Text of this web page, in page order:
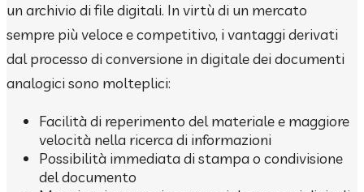
un archivio di file digitali. In virtù di un mercato
sempre più veloce e competitivo, i vantaggi derivati
dal processo di conversione in digitale dei documenti
analogici sono molteplici:
Facilità di reperimento del materiale e maggiore
velocità nella ricerca di informazioni
Possibilità immediata di stampa o condivisione
del documento